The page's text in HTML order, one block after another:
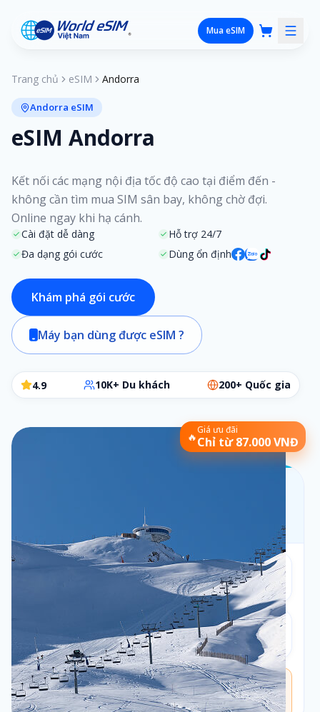
Mua eSIM
Trang chủ eSIM Andorra
Andorra eSIM
eSIM Andorra
Kết nối các mạng nội địa tốc độ cao tại điểm đến -
không cần tìm mua SIM sân bay, không chờ đợi.
Online ngay khi hạ cánh.
Cài đặt dễ dàng
Hỗ trợ 24/7
Đa dạng gói cước
Dùng ổn định
Khám phá gói cước
Máy bạn dùng được eSIM ?
4.9 10K+ Du khách 200+ Quốc gia
🔥Giá ưu đãi
Chỉ từ 87.000 VNĐ
Các bước đơn giản để chọn đúng gói cần dùng
Theo ngày
Số ngày
Theo ngày
Chưa biết chọn loại gói nào?
Bấm vàoLoại gói để xem gợi ý phù hợp theo nhu cầu sử
dụng.